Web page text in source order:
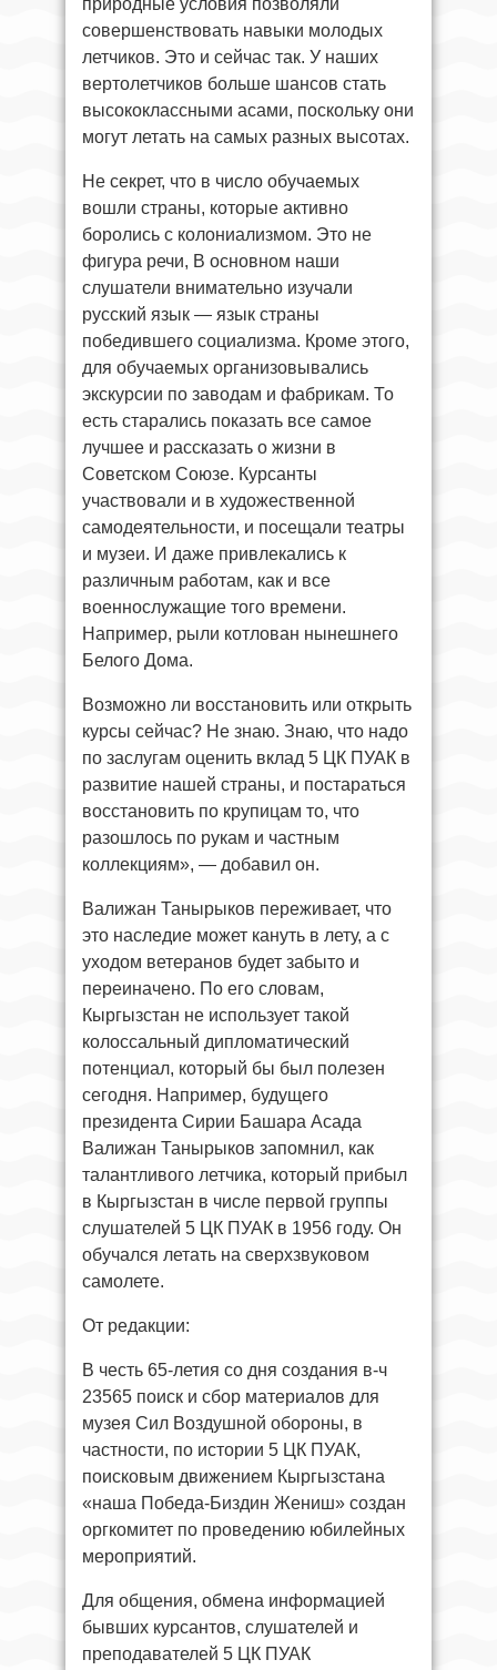
природные условия позволяли
совершенствовать навыки молодых
летчиков. Это и сейчас так. У наших
вертолетчиков больше шансов стать
высококлассными асами, поскольку они
могут летать на самых разных высотах.
Не секрет, что в число обучаемых
вошли страны, которые активно
боролись с колониализмом. Это не
фигура речи, В основном наши
слушатели внимательно изучали
русский язык — язык страны
победившего социализма. Кроме этого,
для обучаемых организовывались
экскурсии по заводам и фабрикам. То
есть старались показать все самое
лучшее и рассказать о жизни в
Советском Союзе. Курсанты
участвовали и в художественной
самодеятельности, и посещали театры
и музеи. И даже привлекались к
различным работам, как и все
военнослужащие того времени.
Например, рыли котлован нынешнего
Белого Дома.
Возможно ли восстановить или открыть
курсы сейчас? Не знаю. Знаю, что надо
по заслугам оценить вклад 5 ЦК ПУАК в
развитие нашей страны, и постараться
восстановить по крупицам то, что
разошлось по рукам и частным
коллекциям», — добавил он.
Валижан Танырыков переживает, что
это наследие может кануть в лету, а с
уходом ветеранов будет забыто и
переиначено. По его словам,
Кыргызстан не использует такой
колоссальный дипломатический
потенциал, который бы был полезен
сегодня. Например, будущего
президента Сирии Башара Асада
Валижан Танырыков запомнил, как
талантливого летчика, который прибыл
в Кыргызстан в числе первой группы
слушателей 5 ЦК ПУАК в 1956 году. Он
обучался летать на сверхзвуковом
самолете.
От редакции:
В честь 65-летия со дня создания в-ч
23565 поиск и сбор материалов для
музея Сил Воздушной обороны, в
частности, по истории 5 ЦК ПУАК,
поисковым движением Кыргызстана
«наша Победа-Биздин Жениш» создан
оргкомитет по проведению юбилейных
мероприятий.
Для общения, обмена информацией
бывших курсантов, слушателей и
преподавателей 5 ЦК ПУАК